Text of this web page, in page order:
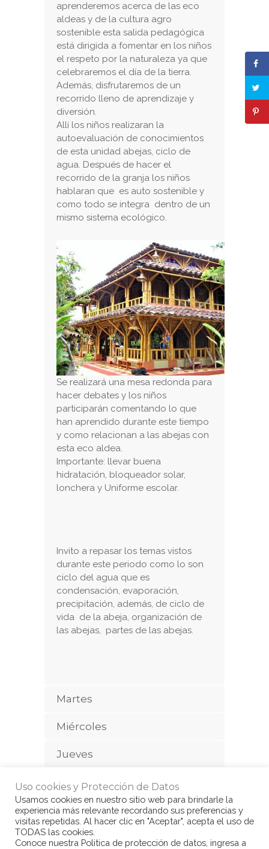
aprenderemos acerca de las eco
aldeas y de la cultura agro
sostenible esta salida pedagógica
está dirigida a fomentar en los niños
el respeto por la naturaleza ya que
celebraremos el día de la tierra.
Además, disfrutaremos de un
recorrido lleno de aprendizaje y
diversión.
Allí los niños realizaran la
autoevaluación de conocimientos
de esta unidad abejas, ciclo de
agua. Después de hacer el
recorrido de la granja los niños
hablaran que es auto sostenible y
como todo se integra dentro de un
mismo sistema ecológico.
Se realizará una mesa redonda para
hacer debates y los niños
participarán comentando lo que
han aprendido durante este tiempo
y como relacionan a las abejas con
esta eco aldea.
Importante: llevar buena
hidratación, bloqueador solar,
lonchera y Uniforme escolar.
Invito a repasar los temas vistos
durante este periodo como lo son
ciclo del agua que es
condensación, evaporación,
precipitación, además, de ciclo de
vida de la abeja, organización de
las abejas, partes de las abejas.
Martes
Miércoles
Jueves
Viernes
Uso cookies y Protección de Datos
Usamos cookies en nuestro sitio web para brindarle la
experiencia más relevante recordando sus preferencias y
visitas repetidas. Al hacer clic en "Aceptar", acepta el uso de
TODAS las cookies.
Conoce nuestra Politica de protección de datos, ingresa a